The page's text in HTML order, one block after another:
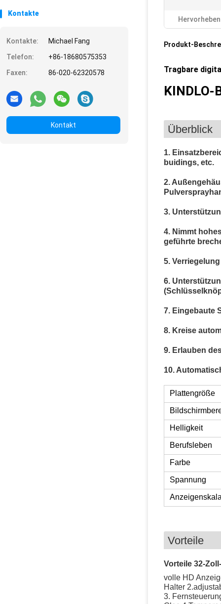
Kontakte
Kontakte:
Michael Fang
Telefon:
+86-18680575353
Faxen:
86-020-62320578
Kontakt
Produkt-
Tragbare
KINDLO-
Überblick
1.
buidings, etc.
2.
3.
4. Nimmt
geführte
5.
6.
7. Eingebaute
8. Kreise
9. Erlauben
10.
Plattengröße
Helligkeit
Berufsleben
Farbe
Spannung
Vorteile
Vorteile 32-
volle HD
Halter
3.